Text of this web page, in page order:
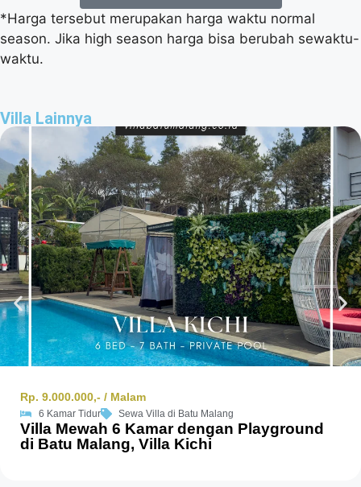
*Harga tersebut merupakan harga waktu normal
season. Jika high season harga bisa berubah sewaktu-
waktu.
Villa Lainnya
Rp. 9.000.000,- / Malam
6 Kamar Tidur Sewa Villa di Batu Malang
Villa Mewah 6 Kamar dengan Playground
di Batu Malang, Villa Kichi